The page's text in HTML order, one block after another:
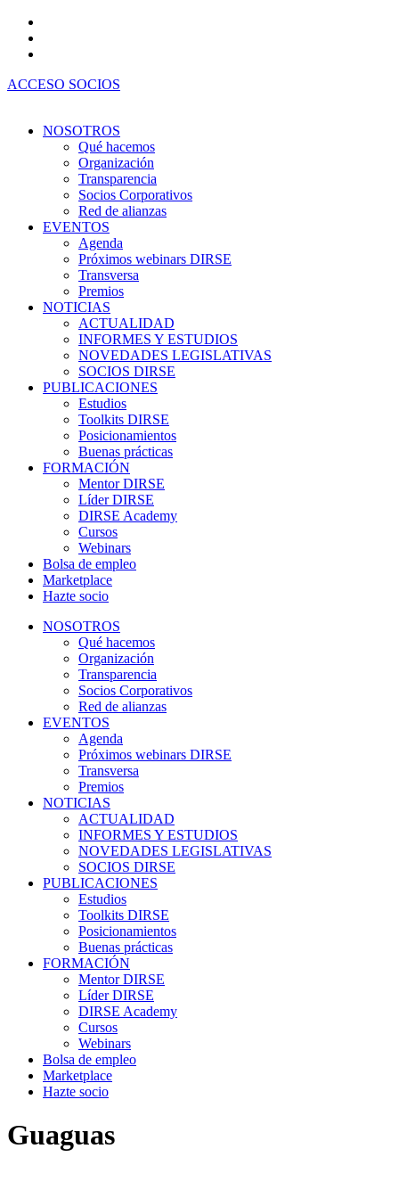
contenido
ACCESO SOCIOS
NOSOTROS
Qué hacemos
Organización
Transparencia
Socios Corporativos
Red de alianzas
EVENTOS
Agenda
Próximos webinars DIRSE
Transversa
Premios
NOTICIAS
ACTUALIDAD
INFORMES Y ESTUDIOS
NOVEDADES LEGISLATIVAS
SOCIOS DIRSE
PUBLICACIONES
Estudios
Toolkits DIRSE
Posicionamientos
Buenas prácticas
FORMACIÓN
Mentor DIRSE
Líder DIRSE
DIRSE Academy
Cursos
Webinars
Bolsa de empleo
Marketplace
Hazte socio
NOSOTROS
Qué hacemos
Organización
Transparencia
Socios Corporativos
Red de alianzas
EVENTOS
Agenda
Próximos webinars DIRSE
Transversa
Premios
NOTICIAS
ACTUALIDAD
INFORMES Y ESTUDIOS
NOVEDADES LEGISLATIVAS
SOCIOS DIRSE
PUBLICACIONES
Estudios
Toolkits DIRSE
Posicionamientos
Buenas prácticas
FORMACIÓN
Mentor DIRSE
Líder DIRSE
DIRSE Academy
Cursos
Webinars
Bolsa de empleo
Marketplace
Hazte socio
Guaguas